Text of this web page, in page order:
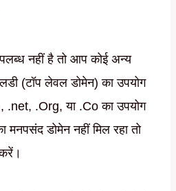
नहीं है तो आप कोई अन्य
(टॉप लेवल डोमेन) का उपयोग
.Org, या .Co का उपयोग
डोमेन नहीं मिल रहा तो